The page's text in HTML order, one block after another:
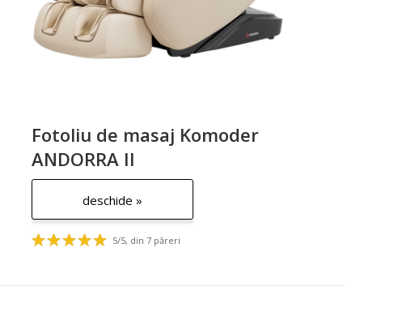
Fotoliu de masaj Komoder
ANDORRA II
deschide »
5/5, din 7 păreri